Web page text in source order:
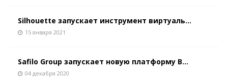
Silhouette запускает инструмент виртуаль...
15 января 2021
Safilo Group запускает новую платформу B...
04 декабря 2020